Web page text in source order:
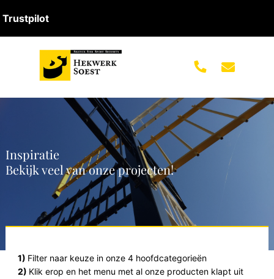
Trustpilot
Inspiratie
Bekijk veel van onze projecten!
1) Filter naar keuze in onze 4 hoofdcategorieën
2) Klik erop en het menu met al onze producten klapt uit